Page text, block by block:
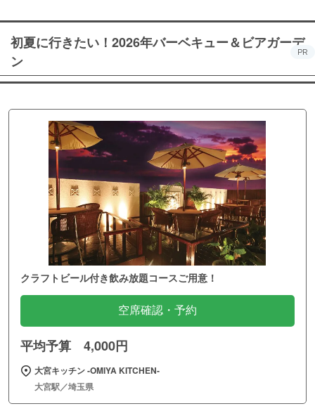
初夏に行きたい！2026年バーベキュー＆ビアガーデ
ン
PR
クラフトビール付き飲み放題コースご用意！
空席確認・予約
平均予算 4,000円
大宮キッチン ‐OMIYA KITCHEN‐
大宮駅／埼玉県